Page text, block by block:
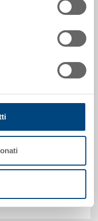
argento RAL 7001,
rinforzo, piano
pattini longitudinali